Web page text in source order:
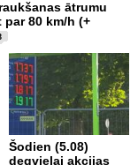
ātrumu
par 80 km/h (+
Šodien (5.08)
degvielai akcijas